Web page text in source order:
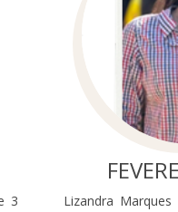
3
Lizandra